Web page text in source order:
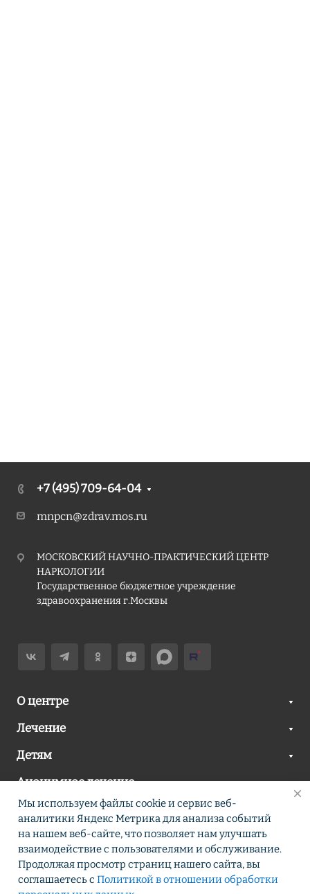
+7 (495) 709-64-04
mnpcn@zdrav.mos.ru
МОСКОВСКИЙ НАУЧНО-ПРАКТИЧЕСКИЙ ЦЕНТР
НАРКОЛОГИИ
Государственное бюджетное учреждение
здравоохранения г.Москвы
О центре
Лечение
Детям
Анонимное лечение
Новости
Контакты
© 2026 ∣ Все права защищены
Мы используем файлы cookie и сервис веб-
аналитики Яндекс Метрика для анализа событий
на нашем веб-сайте, что позволяет нам улучшать
взаимодействие с пользователями и обслуживание.
Продолжая просмотр страниц нашего сайта, вы
соглашаетесь с Политикой в отношении обработки